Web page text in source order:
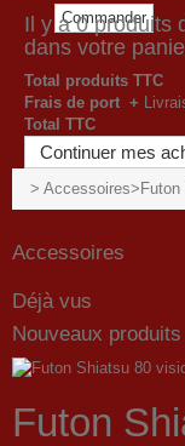
Commander
Il y a0produits
dans votre
Total produits TTC
Frais de port +
Total TTC
Continuer mes
> Accessoires>
Accessoires
Déjà vus
Nouveaux produits
Futon